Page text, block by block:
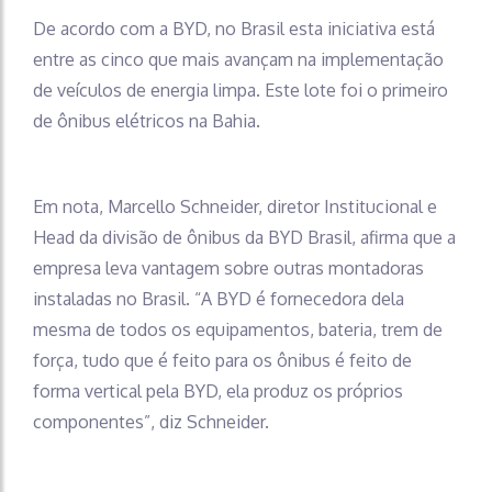
De acordo com a BYD, no Brasil esta iniciativa está
entre as cinco que mais avançam na implementação
de veículos de energia limpa. Este lote foi o primeiro
de ônibus elétricos na Bahia.
Em nota, Marcello Schneider, diretor Institucional e
Head da divisão de ônibus da BYD Brasil, afirma que a
empresa leva vantagem sobre outras montadoras
instaladas no Brasil. “A BYD é fornecedora dela
mesma de todos os equipamentos, bateria, trem de
força, tudo que é feito para os ônibus é feito de
forma vertical pela BYD, ela produz os próprios
componentes”, diz Schneider.